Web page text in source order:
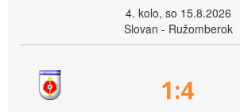
4. kolo, so 15.8.2026
Slovan - Ružomberok
1:4